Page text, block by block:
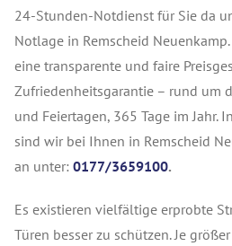
24-Stunden-Notdienst für Sie da
Notlage in Remscheid
eine transparente und faire
Zufriedenheitsgarantie – rund um
und Feiertagen, 365 Tage im Jahr.
sind wir bei Ihnen in Remscheid
an unter: 0177/3659100.
Es existieren vielfältige erprobte
Türen besser zu schützen. Je